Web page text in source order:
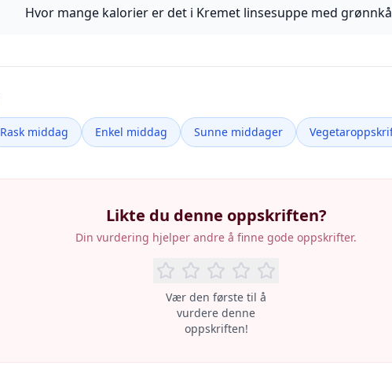
Hvor mange kalorier er det i Kremet linsesuppe med
Rask middag Enkel middag Sunne middager
Likte du denne oppskriften?
Din vurdering hjelper andre å finne gode oppskrifter.
Vær den første til å
vurdere denne
oppskriften!